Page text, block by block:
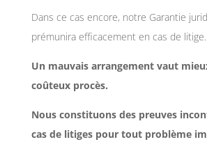
Dans ce cas encore, notre Garantie
prémunira efficacement en cas de litige.
Un mauvais arrangement vaut
coûteux procès.
Nous constituons des preuves
cas de litiges pour tout problème